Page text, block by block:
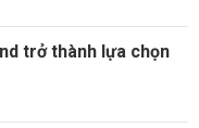
trở thành lựa chọn